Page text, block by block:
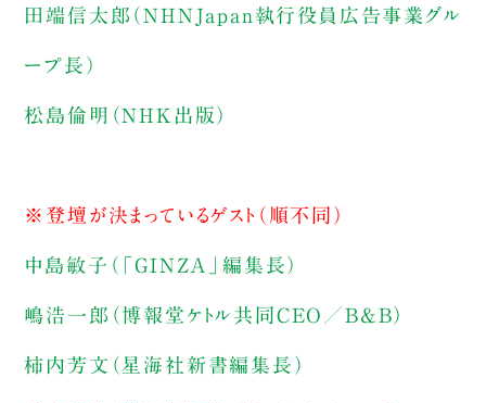
田端信太郎（NHNJapan執行役員広告事業グル
ープ長）
松島倫明（NHK出版）
※登壇が決まっているゲスト（順不同）
中島敏子（「GINZA」編集長）
嶋浩一郎（博報堂ケトル共同CEO／B&B）
柿内芳文（星海社新書編集長）